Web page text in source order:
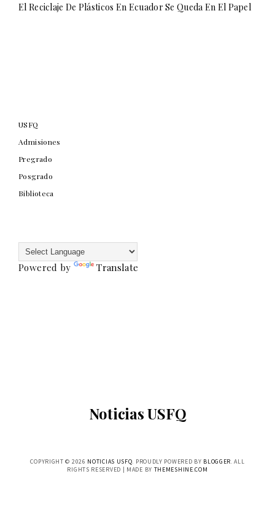
El Reciclaje De Plásticos En Ecuador Se Queda En El Papel
USFQ
Admisiones
Pregrado
Posgrado
Biblioteca
Powered by Translate
Noticias USFQ
COPYRIGHT © 2026 NOTICIAS USFQ. PROUDLY POWERED BY BLOGGER. ALL
RIGHTS RESERVED | MADE BY THEMESHINE.COM